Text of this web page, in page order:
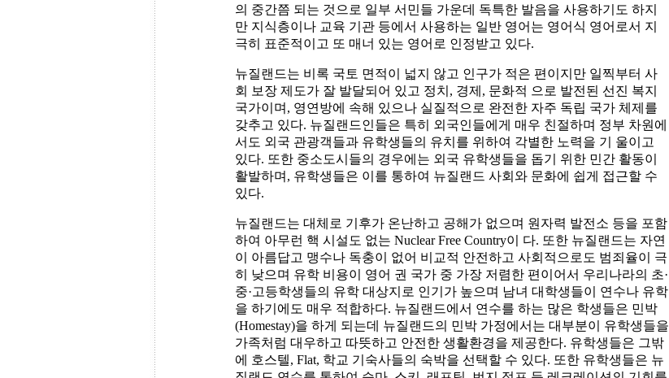
의 중간쯤 되는 것으로 일부 서민들 가운데 독특한 발음을 사용하기도 하지
만 지식층이나 교육 기관 등에서 사용하는 일반 영어는 영어식 영어로서 지
극히 표준적이고 또 매너 있는 영어로 인정받고 있다.
뉴질랜드는 비록 국토 면적이 넓지 않고 인구가 적은 편이지만 일찍부터 사
회 보장 제도가 잘 발달되어 있고 정치, 경제, 문화적 으로 발전된 선진 복지
국가이며, 영연방에 속해 있으나 실질적으로 완전한 자주 독립 국가 체제를
갖추고 있다. 뉴질랜드인들은 특히 외국인들에게 매우 친절하며 정부 차원에
서도 외국 관광객들과 유학생들의 유치를 위하여 각별한 노력을 기 울이고
있다. 또한 중소도시들의 경우에는 외국 유학생들을 돕기 위한 민간 활동이
활발하며, 유학생들은 이를 통하여 뉴질랜드 사회와 문화에 쉽게 접근할 수
있다.
뉴질랜드는 대체로 기후가 온난하고 공해가 없으며 원자력 발전소 등을 포함
하여 아무런 핵 시설도 없는 Nuclear Free Country이 다. 또한 뉴질랜드는 자연
이 아름답고 맹수나 독충이 없어 비교적 안전하고 사회적으로도 범죄율이 극
히 낮으며 유학 비용이 영어 권 국가 중 가장 저렴한 편이어서 우리나라의 초·
중·고등학생들의 유학 대상지로 인기가 높으며 남녀 대학생들이 연수나 유학
을 하기에도 매우 적합하다. 뉴질랜드에서 연수를 하는 많은 학생들은 민박
(Homestay)을 하게 되는데 뉴질랜드의 민박 가정에서는 대부분이 유학생들을
가족처럼 대우하고 따뜻하고 안전한 생활환경을 제공한다. 유학생들은 그밖
에 호스텔, Flat, 학교 기숙사들의 숙박을 선택할 수 있다. 또한 유학생들은 뉴